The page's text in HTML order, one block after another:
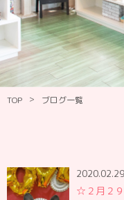
TOP > ブログ一覧
2020.02.29
☆２月２